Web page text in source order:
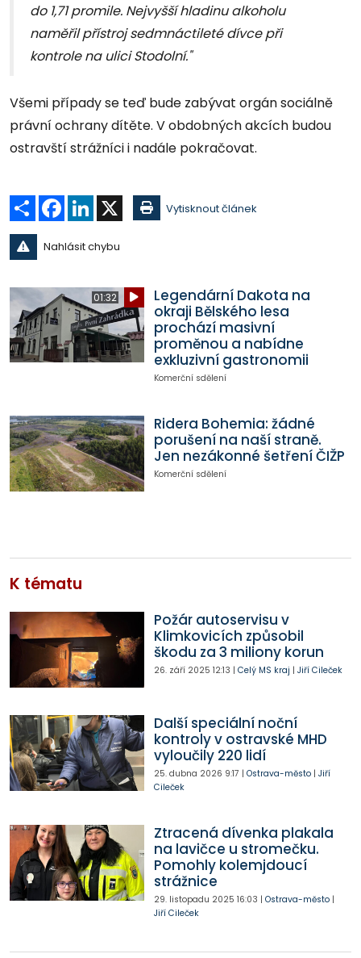
do 1,71 promile. Nejvyšší hladinu alkoholu
naměřil přístroj sedmnáctileté dívce při
kontrole na ulici Stodolní."
Všemi případy se teď bude zabývat orgán sociálně
právní ochrany dítěte. V obdobných akcích budou
ostravští strážníci i nadále pokračovat.
Sdílet Facebook
LinkedIn Vytisknout článek
Nahlásit chybu
01:32
Legendární Dakota na
okraji Bělského lesa
prochází masivní
proměnou a nabídne
exkluzivní gastronomii
Komerční sdělení
Ridera Bohemia: žádné
porušení na naší straně.
Jen nezákonné šetření ČIŽP
Komerční sdělení
K tématu
Požár autoservisu v
Klimkovicích způsobil
škodu za 3 miliony korun
26. září 2025 12:13 | Celý MS kraj | Jiří Cileček
Další speciální noční
kontroly v ostravské MHD
vyloučily 220 lidí
25. dubna 2026 9:17 | Ostrava-město| Jiří
Cileček
Ztracená dívenka plakala
na lavičce u stromečku.
Pomohly kolemjdoucí
strážnice
29. listopadu 2025 16:03 | Ostrava-město|
Jiří Cileček